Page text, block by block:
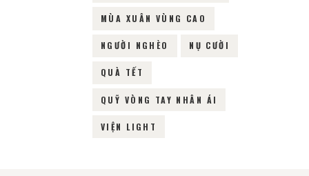
MÙA XUÂN VÙNG CAO
NGƯỜI NGHÈO NỤ CƯỜI
QUÀ TẾT
QUỸ VÒNG TAY NHÂN ÁI
VIỆN LIGHT